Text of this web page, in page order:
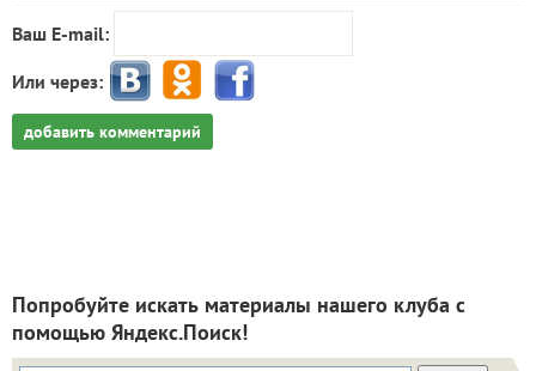
Ваш E-mail:
Или через:
добавить комментарий
Попробуйте искать материалы нашего клуба с
помощью Яндекс.Поиск!